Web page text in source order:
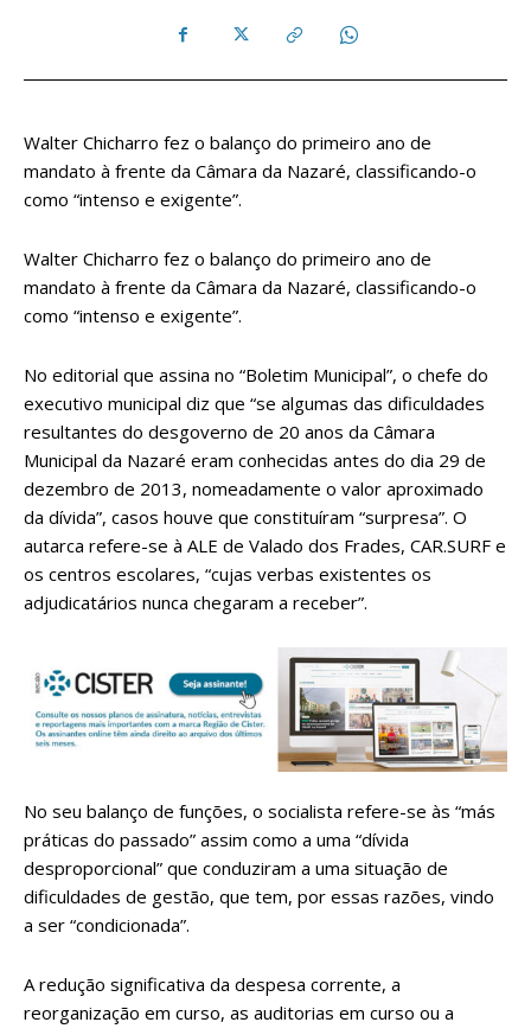
Walter Chicharro fez o balanço do primeiro ano de
mandato à frente da Câmara da Nazaré, classificando-o
como “intenso e exigente”.
Walter Chicharro fez o balanço do primeiro ano de
mandato à frente da Câmara da Nazaré, classificando-o
como “intenso e exigente”.
No editorial que assina no “Boletim Municipal”, o chefe do
executivo municipal diz que “se algumas das dificuldades
resultantes do desgoverno de 20 anos da Câmara
Municipal da Nazaré eram conhecidas antes do dia 29 de
dezembro de 2013, nomeadamente o valor aproximado
da dívida”, casos houve que constituíram “surpresa”. O
autarca refere-se à ALE de Valado dos Frades, CAR.SURF e
os centros escolares, “cujas verbas existentes os
adjudicatários nunca chegaram a receber”.
No seu balanço de funções, o socialista refere-se às “más
práticas do passado” assim como a uma “dívida
desproporcional” que conduziram a uma situação de
dificuldades de gestão, que tem, por essas razões, vindo
a ser “condicionada”.
A redução significativa da despesa corrente, a
reorganização em curso, as auditorias em curso ou a